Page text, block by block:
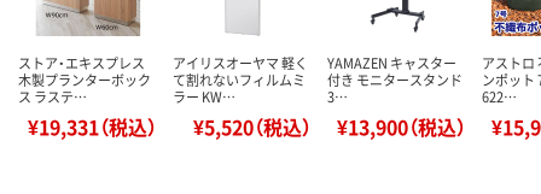
ストア・エキスプレス
木製プランターボック
ス ラステ…
¥19,331（税込）
アイリスオーヤマ 軽く
て割れないフィルムミ
ラー KW…
¥5,520（税込）
YAMAZEN キャスター
付き モニタースタンド
3…
¥13,900（税込）
アストロ
ンポット
622…